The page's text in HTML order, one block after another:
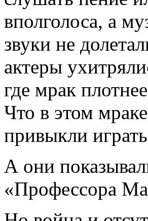
вполголоса, а
звуки не
актеры
где мрак
Что в этом
привыкли
А они
«Профессора